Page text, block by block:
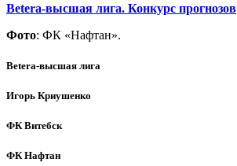
Betera-высшая лига. Конкурс прогнозов
Фото: ФК «Нафтан».
Betera-высшая лига
Игорь Криушенко
ФК Витебск
ФК Нафтан